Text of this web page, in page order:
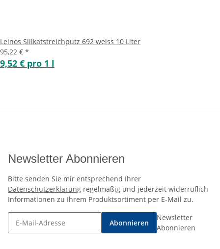
Leinos Silikatstreichputz 692 weiss 10 Liter
95,22 € *
9,52 € pro 1 l
Newsletter Abonnieren
Bitte senden Sie mir entsprechend Ihrer
Datenschutzerklärung regelmäßig und jederzeit widerruflich
Informationen zu Ihrem Produktsortiment per E-Mail zu.
Abonnieren
Newsletter
Abonnieren